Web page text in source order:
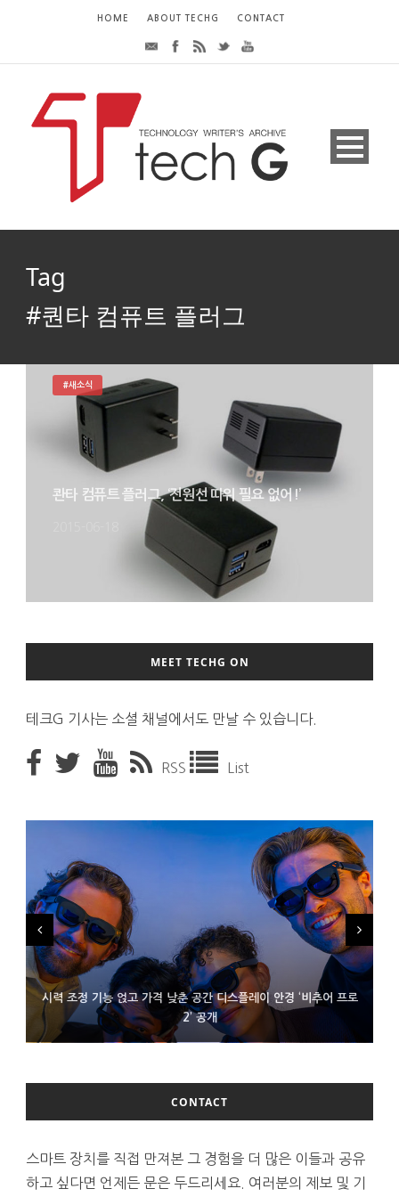
HOME ABOUT TECHG CONTACT
Tag
#퀀타 컴퓨트 플러그
콴타 컴퓨트 플러그, ‘전원선 따위 필요 없어!’
#새소식
MEET TECHG ON
테크G 기사는 소셜 채널에서도 만날 수 있습니다.
RSS List
시력 조정 기능 얹고 가격 낮춘 공간 디스플레이 안경 ‘비추어 프로
2’ 공개
D램 부족에 10억달러어치 아이폰18 프로세서 패키징 대기 중
300~400달러 반지형 스피커 준비하는 오픈AI
CONTACT
스마트 장치를 직접 만져본 그 경험을 더 많은 이들과 공유
하고 싶다면 언제든 문은 두드리세요. 여러분의 제보 및 기